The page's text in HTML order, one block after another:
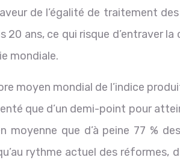
de l’égalité de traitement
20 ans, ce qui risque d’entraver
mondiale.
moyen mondial de l’indice
que d’un demi-point pour
moyenne que d’à peine 77 %
rythme actuel des réformes,